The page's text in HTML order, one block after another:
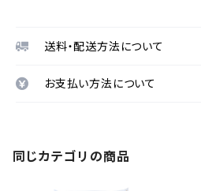
送料・配送方法について
お支払い方法について
同じカテゴリの商品